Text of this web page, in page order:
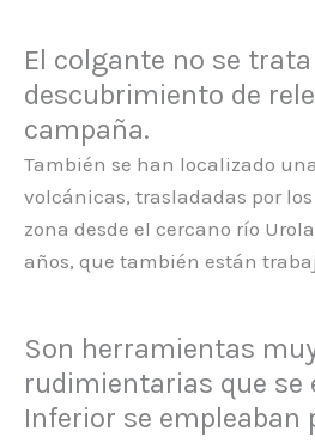
El colgante no se
descubrimiento de
campaña.
También se han localizado
volcánicas, trasladadas por
zona desde el cercano río
años, que también están
Son herramientas
rudimientarias que se
Inferior se empleaban